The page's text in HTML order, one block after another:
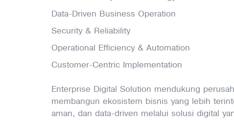
Data-Driven Business Operation
Security & Reliability
Operational Efficiency & Automation
Customer-Centric Implementation
Enterprise Digital Solution mendukung
membangun ekosistem bisnis yang lebih
aman, dan data-driven melalui solusi digital